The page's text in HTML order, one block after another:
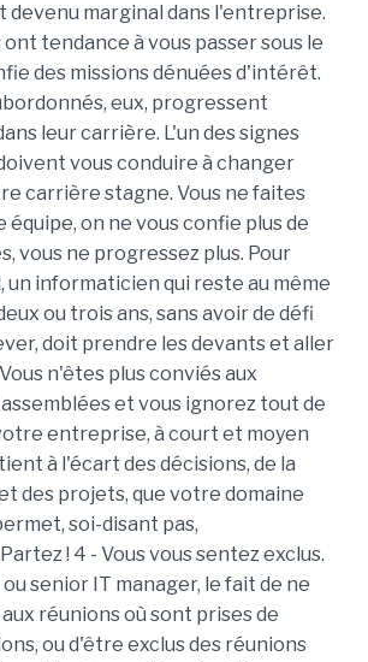
devenu marginal dans l'entreprise.
tendance à vous passer sous le
des missions dénuées d'intérêt.
eux, progressent
leur carrière. L'un des signes
vous conduire à changer
carrière stagne. Vous ne faites
équipe, on ne vous confie plus de
vous ne progressez plus. Pour
informaticien qui reste au même
ou trois ans, sans avoir de défi
doit prendre les devants et aller
n'êtes plus conviés aux
et vous ignorez tout de
entreprise, à court et moyen
à l'écart des décisions, de la
des projets, que votre domaine
soi-disant pas,
! 4 - Vous vous sentez exclus.
ou senior IT manager, le fait de ne
réunions où sont prises de
ou d'être exclus des réunions